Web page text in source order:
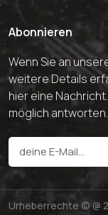
Abonnieren
Wenn Sie an
weitere Details
hier eine
möglich antworten.
Urheberrechte © @